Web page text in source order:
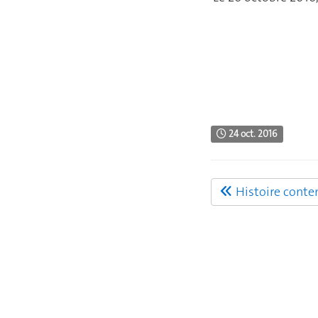
24 oct. 2016
Histoire